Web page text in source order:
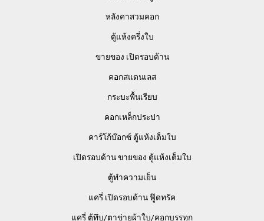
หลังคาสวมคอก
ตู้แห้งครึ่งใบ
ขายของ เปิดรอบด้าน
คอกสแตนเลส
กระบะพื้นเรียบ
คอกเหล็กประปา
คาร์โก้บ๊อกซ์ ตู้แห้งเต็มใบ
เปิดรอบด้าน ขายของ ตู้แห้งเต็มใบ
ตู้ทำความเย็น
แครี่ เปิดรอบด้าน ฟู๊ดทรัค
แครี่ ตู้ทึบ/ตาข่ายผ้าใบ/คอกบรรทุก